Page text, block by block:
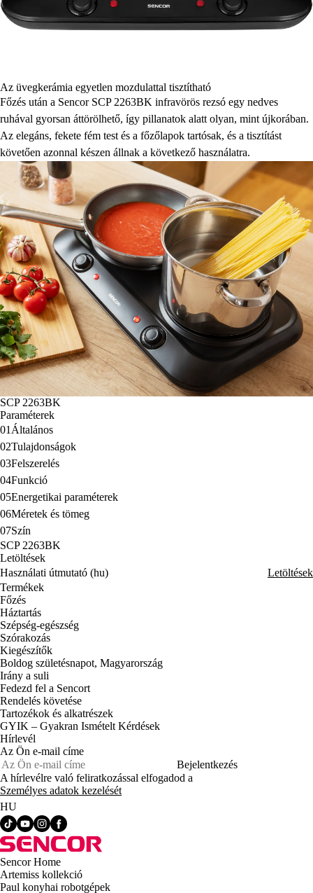
Az üvegkerámia egyetlen mozdulattal tisztítható
Főzés után a Sencor SCP 2263BK infravörös rezsó egy nedves
ruhával gyorsan áttörölhető, így pillanatok alatt olyan, mint újkorában.
Az elegáns, fekete fém test és a főzőlapok tartósak, és a tisztítást
követően azonnal készen állnak a következő használatra.
SCP 2263BK
Paraméterek
01 Általános
02Tulajdonságok
03Felszerelés
04Funkció
05Energetikai paraméterek
06Méretek és tömeg
07Szín
SCP 2263BK
Letöltések
Használati útmutató (hu)
Letöltések
Termékek
Főzés
Háztartás
Szépség-egészség
Szórakozás
Kiegészítők
Boldog születésnapot, Magyarország
Irány a suli
Fedezd fel a Sencort
Rendelés követése
Tartozékok és alkatrészek
GYIK – Gyakran Ismételt Kérdések
Hírlevél
Az Ön e-mail címe
Bejelentkezés
A hírlevélre való feliratkozással elfogadod a
Személyes adatok kezelését
HU
Sencor Home
Artemiss kollekció
Paul konyhai robotgépek